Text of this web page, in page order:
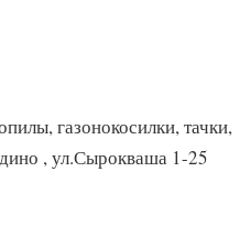
газонокосилки, тачки,
, ул.Сырокваша 1-25